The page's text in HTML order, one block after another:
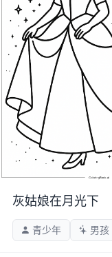
灰姑娘在月光下
青少年 男孩